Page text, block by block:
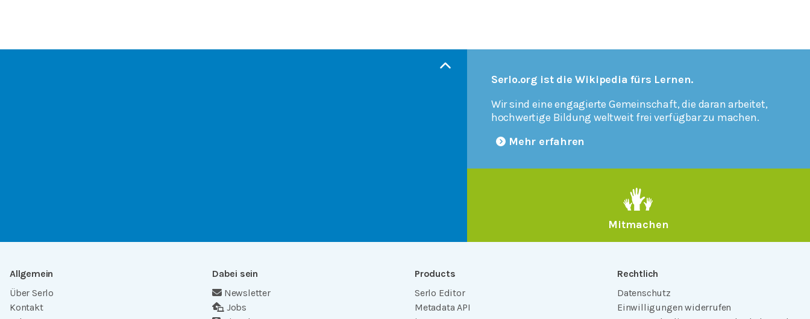
Serlo.org ist die Wikipedia fürs Lernen.
Wir sind eine engagierte Gemeinschaft, die daran arbeitet,
hochwertige Bildung weltweit frei verfügbar zu machen.
Mehr erfahren
Mitmachen
Allgemein
Über Serlo
Kontakt
Dabei sein
Newsletter
Jobs
Products
Serlo Editor
Metadata API
Rechtlich
Datenschutz
Einwilligungen widerrufen